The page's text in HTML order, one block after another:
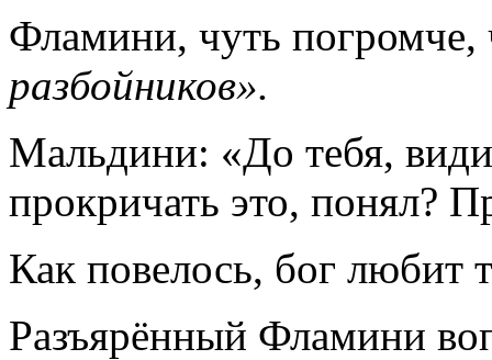
Фламини, чуть
разбойников».
Мальдини: «До тебя,
прокричать это, понял?
Как повелось, бог любит
Разъярённый Фламини